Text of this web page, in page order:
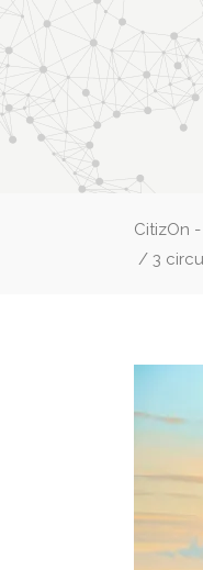
CitizOn
/ 3